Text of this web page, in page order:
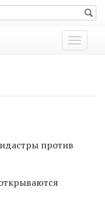
Показать
меню
против